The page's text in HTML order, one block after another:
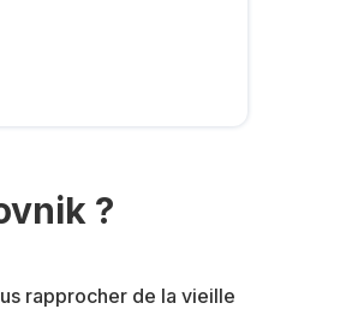
?
rapprocher de la vieille